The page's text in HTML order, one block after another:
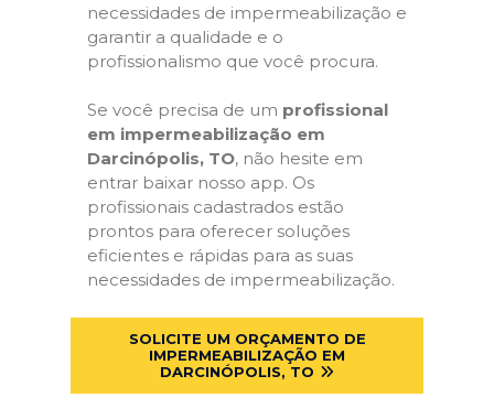
necessidades de impermeabilização e
garantir a qualidade e o
profissionalismo que você procura.
Se você precisa de um profissional
em impermeabilização em
Darcinópolis, TO, não hesite em
entrar baixar nosso app. Os
profissionais cadastrados estão
prontos para oferecer soluções
eficientes e rápidas para as suas
necessidades de impermeabilização.
SOLICITE UM ORÇAMENTO DE
IMPERMEABILIZAÇÃO EM
DARCINÓPOLIS, TO